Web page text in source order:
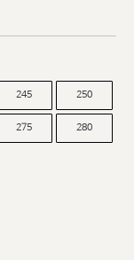
245 250
275 280